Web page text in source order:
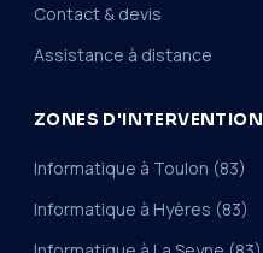
Contact & devis
Assistance à distance
ZONES D'INTERVENTION
Informatique à Toulon (83)
Informatique à Hyères (83)